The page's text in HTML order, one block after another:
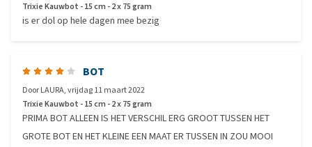
Trixie Kauwbot - 15 cm - 2 x 75 gram
is er dol op hele dagen mee bezig
BOT
DoorLAURA,vrijdag 11 maart 2022
Trixie Kauwbot - 15 cm - 2 x 75 gram
PRIMA BOT ALLEEN IS HET VERSCHIL ERG GROOT TUSSEN HET
GROTE BOT EN HET KLEINE EEN MAAT ER TUSSEN IN ZOU MOOI